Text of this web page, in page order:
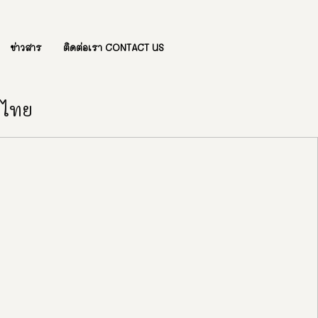
ข่าวสาร ติดต่อเรา CONTACT US
ทย